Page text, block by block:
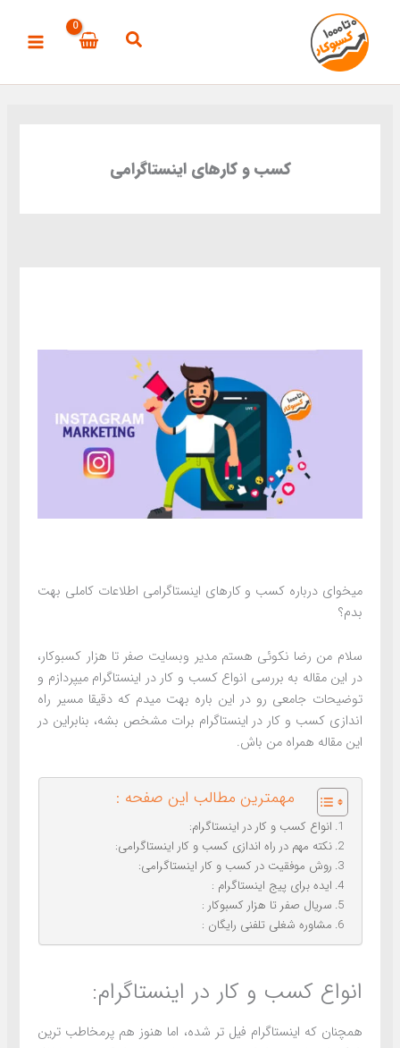
کسب و کارهای اینستاگرامی
میخوای درباره کسب و کارهای اینستاگرامی اطلاعات کاملی بهت
بدم؟
سلام من رضا نکوئی هستم مدیر وبسایت صفر تا هزار کسبوکار،
در این مقاله به بررسی انواع کسب و کار در اینستاگرام میپردازم و
توضیحات جامعی رو در این باره بهت میدم که دقیقا مسیر راه
اندازی کسب و کار در اینستاگرام برات مشخص بشه، بنابراین در
این مقاله همراه من باش.
مهمترین مطالب این صفحه :
انواع کسب و کار در اینستاگرام:
نکته مهم در راه اندازی کسب و کار اینستاگرامی:
روش موفقیت در کسب و کار اینستاگرامی:
ایده برای پیج اینستاگرام :
سریال صفر تا هزار کسبوکار :
مشاوره شغلی تلفنی رایگان :
انواع کسب و کار در اینستاگرام:
همچنان که اینستاگرام فیل تر شده، اما هنوز هم پرمخاطب ترین